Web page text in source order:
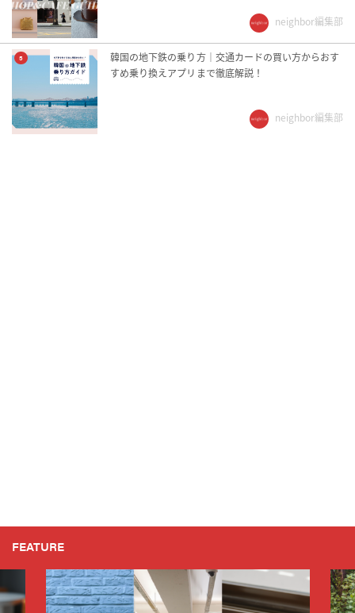
neighbor編集部
5
韓国の地下鉄の乗り方｜交通カードの買い方からおす
すめ乗り換えアプリまで徹底解説！
neighbor編集部
FEATURE